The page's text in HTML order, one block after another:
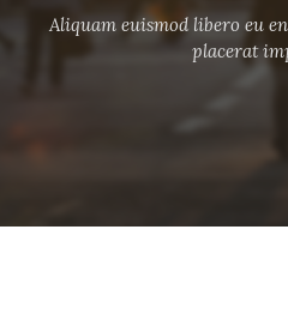
Aliquam euismod libero eu
placerat